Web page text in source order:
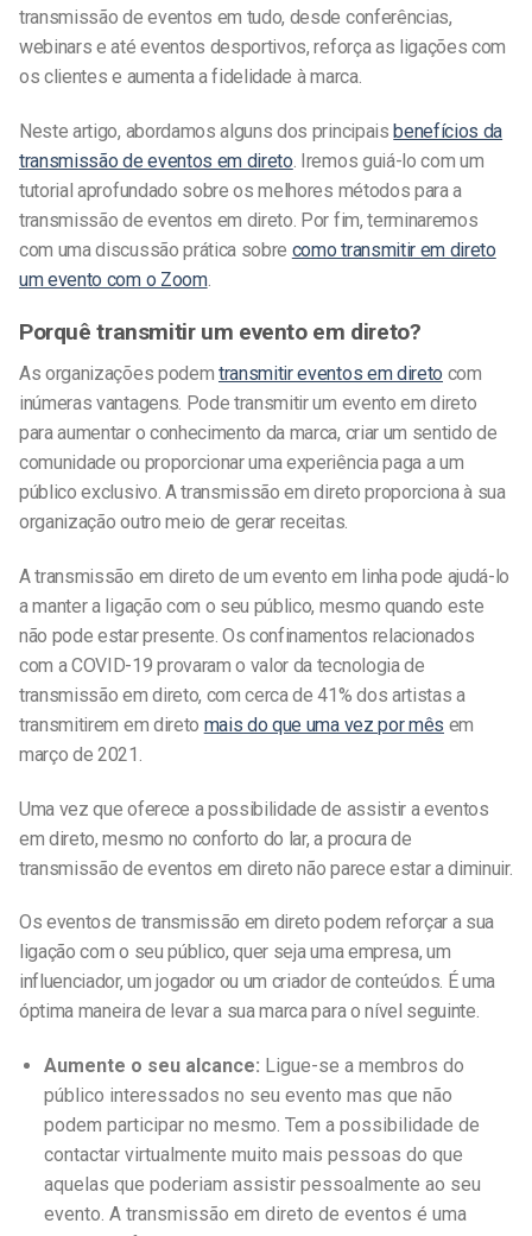
transmissão de eventos em tudo, desde conferências,
webinars e até eventos desportivos, reforça as ligações com
os clientes e aumenta a fidelidade à marca.
Neste artigo, abordamos alguns dos principaisbenefícios da
transmissão de eventos em direto . Iremos guiá-lo com um
tutorial aprofundado sobre os melhores métodos para a
transmissão de eventos em direto. Por fim, terminaremos
com uma discussão prática sobre como transmitir em direto
um evento com o Zoom.
Porquê transmitir um evento em direto?
As organizações podem transmitir eventos em direto com
inúmeras vantagens. Pode transmitir um evento em direto
para aumentar o conhecimento da marca, criar um sentido de
comunidade ou proporcionar uma experiência paga a um
público exclusivo. A transmissão em direto proporciona à sua
organização outro meio de gerar receitas.
A transmissão em direto de um evento em linha pode ajudá-lo
a manter a ligação com o seu público, mesmo quando este
não pode estar presente. Os confinamentos relacionados
com a COVID-19 provaram o valor da tecnologia de
transmissão em direto, com cerca de 41% dos artistas a
transmitirem em direto mais do que uma vez por mês em
março de 2021.
Uma vez que oferece a possibilidade de assistir a eventos
em direto, mesmo no conforto do lar, a procura de
transmissão de eventos em direto não parece estar a diminuir.
Os eventos de transmissão em direto podem reforçar a sua
ligação com o seu público, quer seja uma empresa, um
influenciador, um jogador ou um criador de conteúdos. É uma
óptima maneira de levar a sua marca para o nível seguinte.
Aumente o seu alcance: Ligue-se a membros do
público interessados no seu evento mas que não
podem participar no mesmo. Tem a possibilidade de
contactar virtualmente muito mais pessoas do que
aquelas que poderiam assistir pessoalmente ao seu
evento. A transmissão em direto de eventos é uma